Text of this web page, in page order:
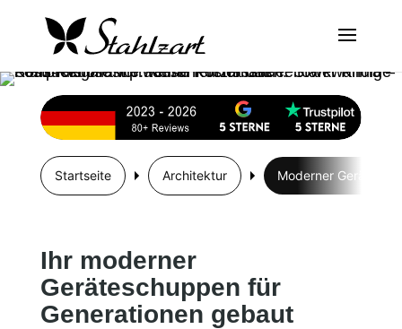
Startseite Architektur Moderner
Ihr moderner
Geräteschuppen für
Generationen gebaut